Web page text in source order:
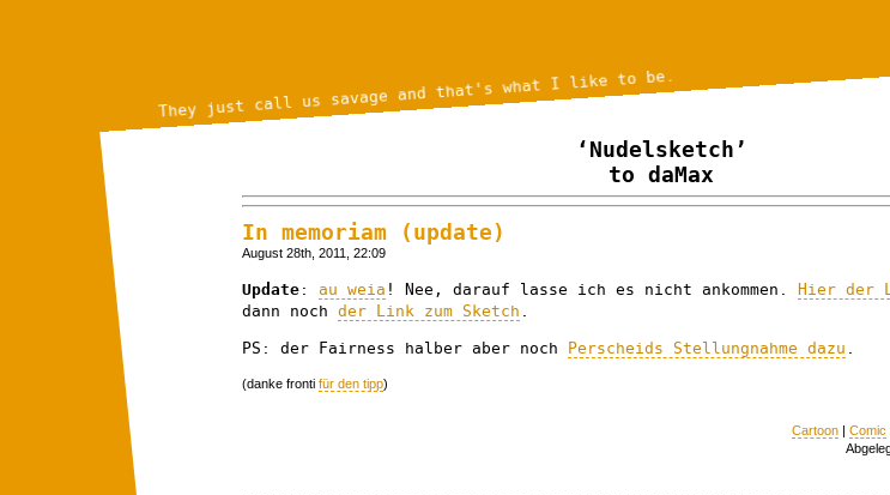
They just call us savage and that's what I like to be.
‘Nudelsketch’
to daMax
In memoriam (update)
August 28th, 2011, 22:09
Update : au weia ! Nee, darauf lasse ich es nicht ankommen. Hier der
dann noch der Link zum Sketch
PS: der Fairness halber aber noch Perscheids Stellungnahme dazu
(danke fronti für den tipp)
Cartoon | Comic